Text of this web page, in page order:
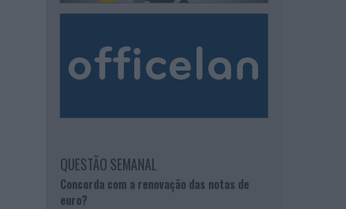
QUESTÃO SEMANAL
Concorda com a renovação das notas de
euro?